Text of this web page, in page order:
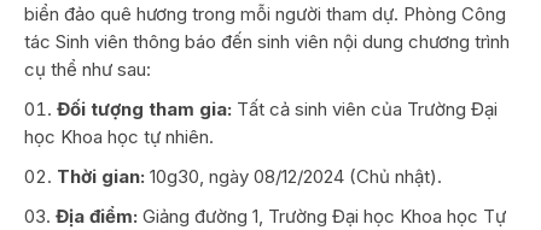
biển đảo quê hương trong mỗi người tham dự. Phòng Công
tác Sinh viên thông báo đến sinh viên nội dung chương trình
cụ thể như sau:
Đối tượng tham gia: Tất cả sinh viên của Trường Đại
học Khoa học tự nhiên.
Thời gian: 10g30, ngày 08/12/2024 (Chủ nhật).
Địa điểm: Giảng đường 1, Trường Đại học Khoa học Tự